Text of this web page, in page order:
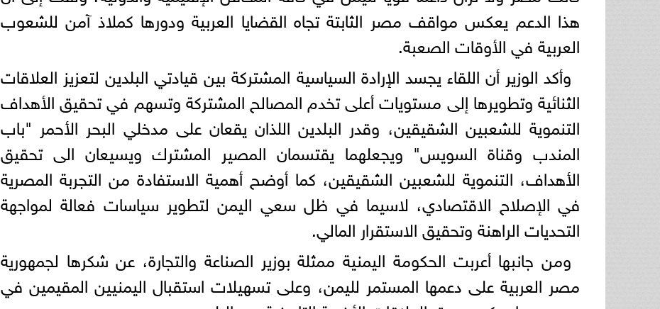
هذا الدعم يعكس مواقف مصر الثابتة تجاه القضايا العربية ودورها كملاذ آمن للشعوب
العربية في الأوقات الصعبة.
وأكد الوزير أن اللقاء يجسد الإرادة السياسية المشتركة بين قيادتي البلدين لتعزيز العلاقات
الثنائية وتطويرها إلى مستويات أعلى تخدم المصالح المشتركة وتسهم في تحقيق الأهداف
التنموية للشعبين الشقيقين، وقدر البلدين اللذان يقعان على مدخلي البحر الأحمر "باب
المندب وقناة السويس" ويجعلهما يقتسمان المصير المشترك ويسيعان الى تحقيق
الأهداف، التنموية للشعبين الشقيقين، كما أوضح أهمية الاستفادة من التجربة المصرية
في الإصلاح الاقتصادي، لاسيما في ظل سعي اليمن لتطوير سياسات فعالة لمواجهة
التحديات الراهنة وتحقيق الاستقرار المالي.
ومن جانبها أعربت الحكومة اليمنية ممثلة بوزير الصناعة والتجارة، عن شكرها لجمهورية
مصر العربية على دعمها المستمر لليمن، وعلى تسهيلات استقبال اليمنيين المقيمين في